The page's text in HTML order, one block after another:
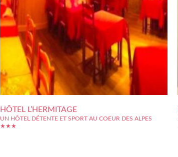
HÔTEL L’HERMITAGE
UN HÔTEL DÉTENTE ET SPORT AU COEUR DES ALPES
★★★